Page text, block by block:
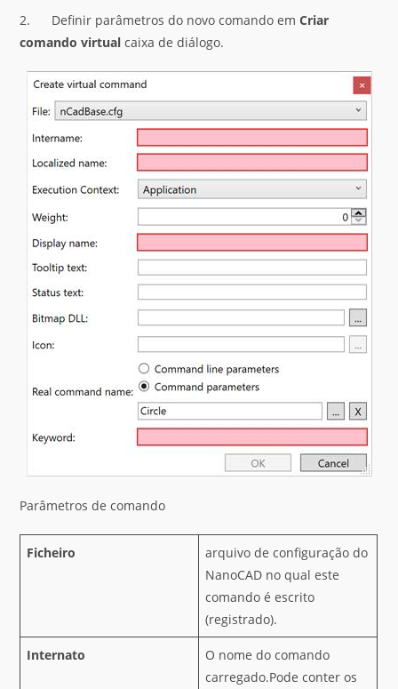
2. Definir parâmetros do novo comando emCriar
comando virtual caixa de diálogo.
Parâmetros de comando
Ficheiro
arquivo de configuração do
NanoCAD no qual este
comando é escrito
(registrado).
Internato
O nome do comando
carregado.Pode conter os